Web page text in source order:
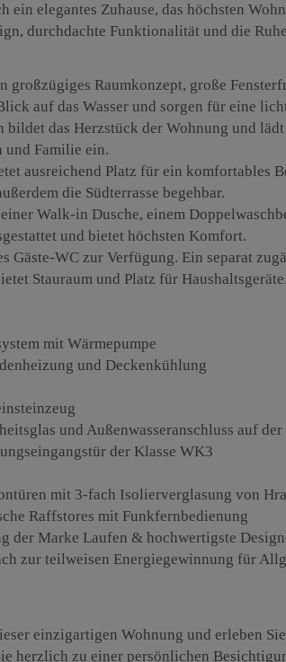
ein elegantes Zuhause, das höchsten
durchdachte Funktionalität und die
großzügiges Raumkonzept, große
auf das Wasser und sorgen für eine
bildet das Herzstück der Wohnung und
und Familie ein.
ausreichend Platz für ein komfortables
die Südterrasse begehbar.
Walk-in Dusche, einem
und bietet höchsten Komfort.
Gäste-WC zur Verfügung. Ein separat
Stauraum und Platz für Haushaltsgeräte.
mit Wärmepumpe
und Deckenkühlung
und Außenwasseranschluss auf
der Klasse WK3
mit 3-fach Isolierverglasung von
Raffstores mit Funkfernbedienung
der Marke Laufen & hochwertigste
zur teilweisen Energiegewinnung für
einzigartigen Wohnung und erleben
herzlich zu einer persönlichen